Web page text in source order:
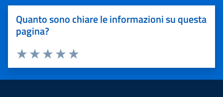
Quanto sono chiare le informazioni su questa
pagina?
Valuta 5 stelle su 5
Valuta 4 stelle su 5
Valuta 3 stelle su 5
Valuta 2 stelle su 5
Valuta 1 stelle su 5